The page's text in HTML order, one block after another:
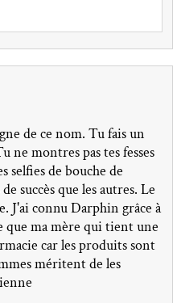
de ce nom. Tu fais un
ne montres pas tes fesses
selfies de bouche de
succès que les autres. Le
J'ai connu Darphin grâce à
que ma mère qui tient une
car les produits sont
méritent de les